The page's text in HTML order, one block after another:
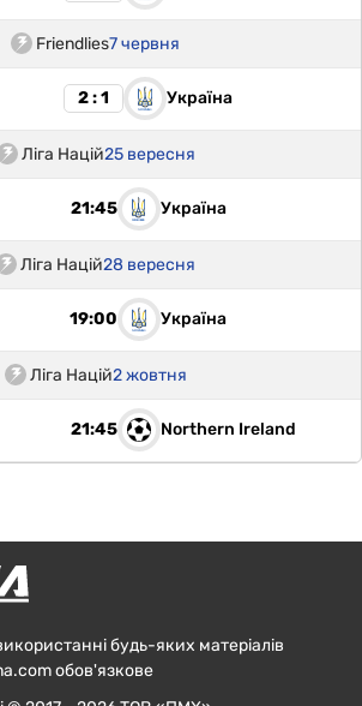
Friendlies7 червня
2 : 1 Україна
Ліга Націй25 вересня
21:45 Україна
Ліга Націй28 вересня
19:00 Україна
Ліга Націй2 жовтня
21:45 Northern Ireland
будь-яких матеріалів
обов'язкове